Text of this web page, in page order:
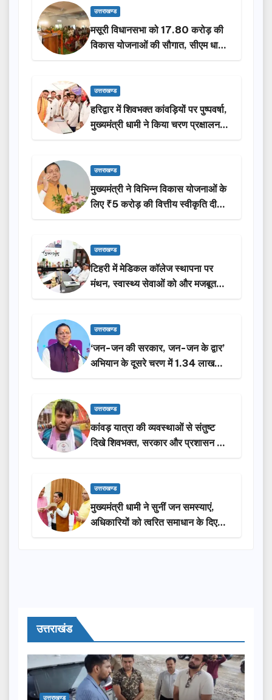
उत्तराखण्ड
मसूरी विधानसभा को 17.80 करोड़ की
विकास योजनाओं की सौगात, सीएम धामी
ने किया लोकार्पण-शिलान्यास.
उत्तराखण्ड
हरिद्वार में शिवभक्त कांवड़ियों पर पुष्पवर्षा,
मुख्यमंत्री धामी ने किया चरण प्रक्षालन…
उत्तराखण्ड
मुख्यमंत्री ने विभिन्न विकास योजनाओं के
लिए ₹5 करोड़ की वित्तीय स्वीकृति दी…
उत्तराखण्ड
टिहरी में मेडिकल कॉलेज स्थापना पर
मंथन, स्वास्थ्य सेवाओं को और मजबूत
करेगी सरकार: मुख्यमंत्री धामी…
उत्तराखण्ड
‘जन-जन की सरकार, जन-जन के द्वार’
अभियान के दूसरे चरण में 1.34 लाख
लोगों की भागीदारी…
उत्तराखण्ड
कांवड़ यात्रा की व्यवस्थाओं से संतुष्ट
दिखे शिवभक्त, सरकार और प्रशासन की
सराहना…
उत्तराखण्ड
मुख्यमंत्री धामी ने सुनीं जन समस्याएं,
अधिकारियों को त्वरित समाधान के दिए
निर्देश
उत्तराखंड
उत्तराखण्ड